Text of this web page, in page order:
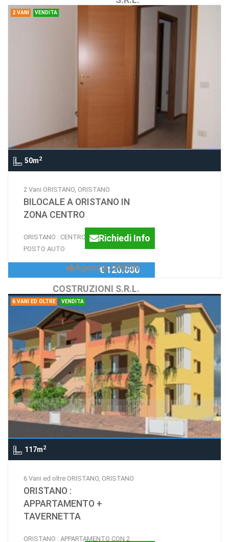
2 VANI VENDITA
50m2
2 Vani ORISTANO, ORISTANO
BILOCALE A ORISTANO IN
ZONA CENTRO
ORISTANO : CENTRO - BILOCALE CON
POSTO AUTO
Richiedi Info
Agenzia:UNION
COSTRUZIONI S.R.L.
€ 120.000
6 VANI ED OLTRE VENDITA
117m2
6 Vani ed oltre ORISTANO, ORISTANO
ORISTANO :
APPARTAMENTO +
TAVERNETTA
ORISTANO : APPARTAMENTO CON 2